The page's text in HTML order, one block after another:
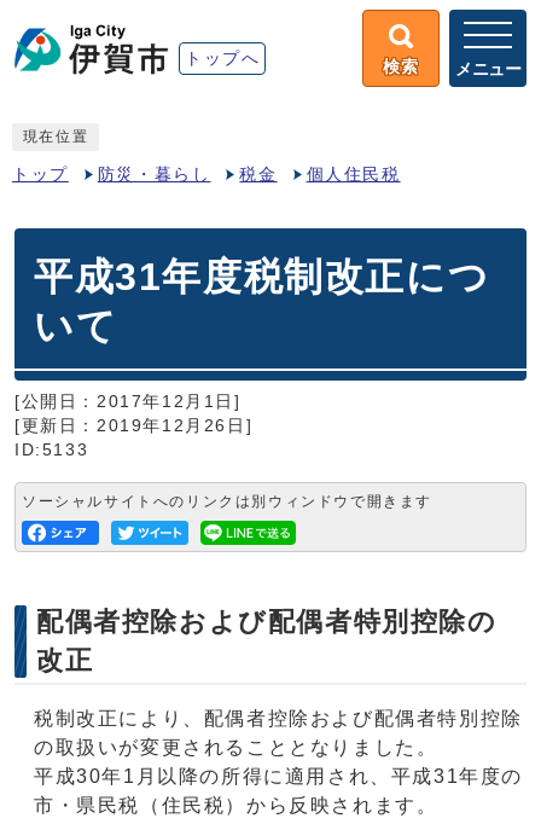
トップへ 検索 メニュー
現在位置
トップ 防災・暮らし 税金 個人住民税
平成31年度税制改正につ
いて
[公開日：2017年12月1日]
[更新日：2019年12月26日]
ID:5133
ソーシャルサイトへのリンクは別ウィンドウで開きます
配偶者控除および配偶者特別控除の
改正
税制改正により、配偶者控除および配偶者特別控除
の取扱いが変更されることとなりました。
平成30年1月以降の所得に適用され、平成31年度の
市・県民税（住民税）から反映されます。